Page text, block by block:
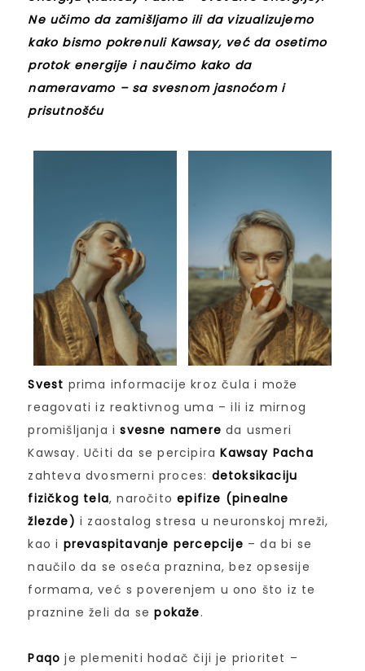
Ne učimo da zamišljamo ili da vizualizujemo
kako bismo pokrenuli Kawsay, već da osetimo
protok energije i naučimo kako da
nameravamo – sa svesnom jasnoćom i
prisutnošću
Svest prima informacije kroz čula i može
reagovati iz reaktivnog uma – ili iz mirnog
promišljanja isvesne namere da usmeri
Kawsay. Učiti da se percipiraKawsay Pacha
zahteva dvosmerni proces: detoksikaciju
fizičkog tela, naročitoepifize (pinealne
žlezde) i zaostalog stresa u neuronskoj mreži,
kao i prevaspitavanje percepcije – da bi se
naučilo da se oseća praznina, bez opsesije
formama, već s poverenjem u ono što iz te
praznine želi da sepokaže.
Paqo je plemeniti hodač čiji je prioritet –